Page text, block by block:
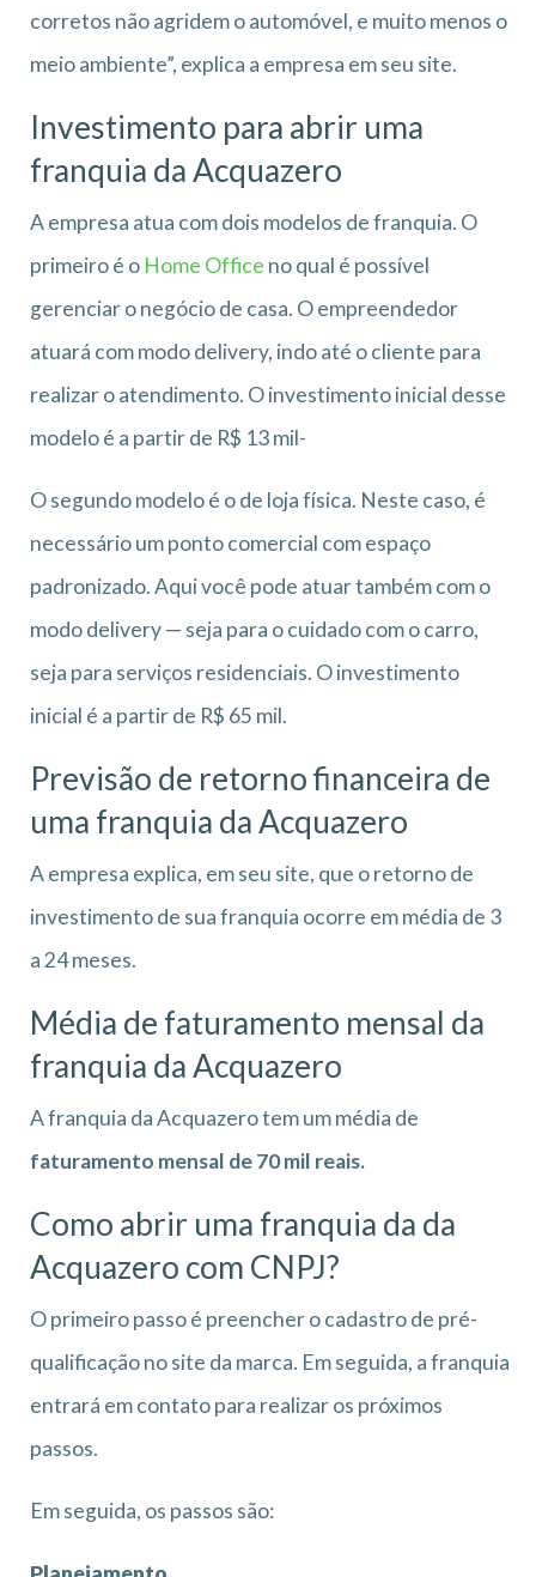
corretos não agridem o automóvel, e muito menos o
meio ambiente”, explica a empresa em seu site.
Investimento para abrir uma
franquia da Acquazero
A empresa atua com dois modelos de franquia. O
primeiro é o Home Office no qual é possível
gerenciar o negócio de casa. O empreendedor
atuará com modo delivery, indo até o cliente para
realizar o atendimento. O investimento inicial desse
modelo é a partir de R$ 13 mil-
O segundo modelo é o de loja física. Neste caso, é
necessário um ponto comercial com espaço
padronizado. Aqui você pode atuar também com o
modo delivery — seja para o cuidado com o carro,
seja para serviços residenciais. O investimento
inicial é a partir de R$ 65 mil.
Previsão de retorno financeira de
uma franquia da Acquazero
A empresa explica, em seu site, que o retorno de
investimento de sua franquia ocorre em média de 3
a 24 meses.
Média de faturamento mensal da
franquia da Acquazero
A franquia da Acquazero tem um média de
faturamento mensal de 70 mil reais.
Como abrir uma franquia da da
Acquazero com CNPJ?
O primeiro passo é preencher o cadastro de pré-
qualificação no site da marca. Em seguida, a franquia
entrará em contato para realizar os próximos
passos.
Em seguida, os passos são: